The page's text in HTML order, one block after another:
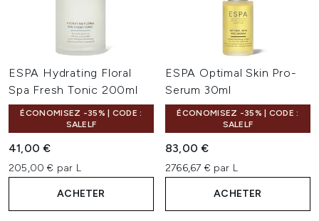
ESPA Hydrating Floral
Spa Fresh Tonic 200ml
ÉCONOMISEZ -35% | CODE :
SALELF
41,00 €
205,00 € par L
ACHETER
ESPA Optimal Skin Pro-
Serum 30ml
ÉCONOMISEZ -35% | CODE :
SALELF
83,00 €
2766,67 € par L
ACHETER